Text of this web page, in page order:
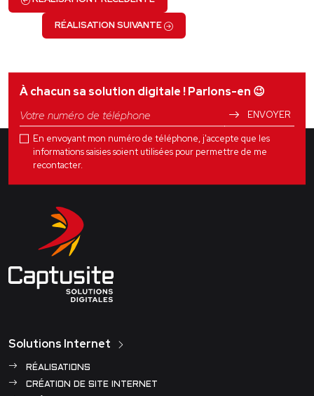
RÉALISATION SUIVANTE
À chacun sa solution digitale ! Parlons-en 😉
ENVOYER
En envoyant mon numéro de téléphone, j'accepte que les
informations saisies soient utilisées pour permettre de me
recontacter.
Solutions Internet
RÉALISATIONS
CRÉATION DE SITE INTERNET